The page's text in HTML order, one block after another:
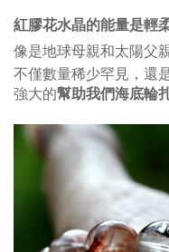
紅膠花水晶的能量是輕
像是地球母親和太陽父
不僅數量稀少罕見，還
強大的幫助我們海底輪